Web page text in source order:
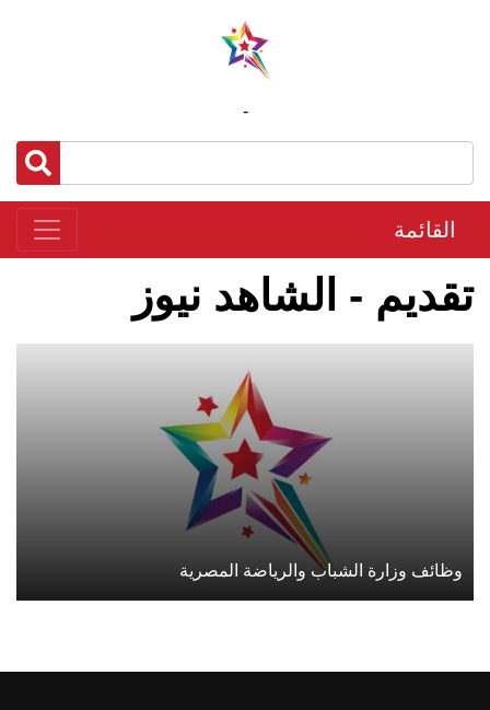
-
القائمة
تقديم - الشاهد نيوز
وظائف وزارة الشباب والرياضة المصرية